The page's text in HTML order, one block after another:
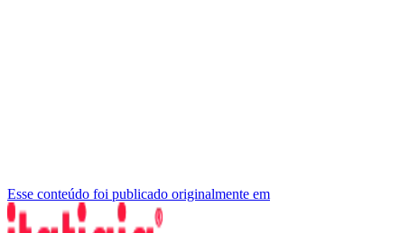
Esse conteúdo foi publicado originalmente em